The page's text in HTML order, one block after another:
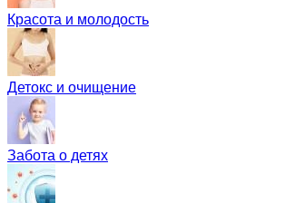
Красота и молодость
Детокс и очищение
Забота о детях